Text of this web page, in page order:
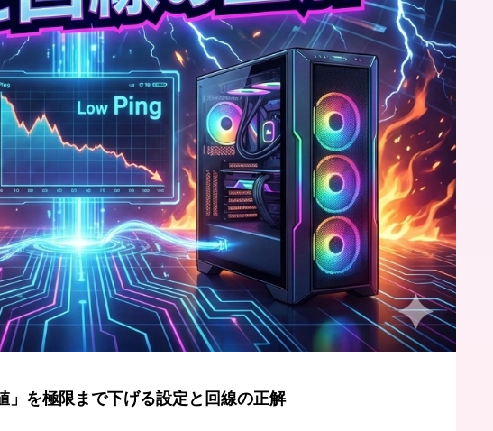
を極限まで下げる設定と回線の正解